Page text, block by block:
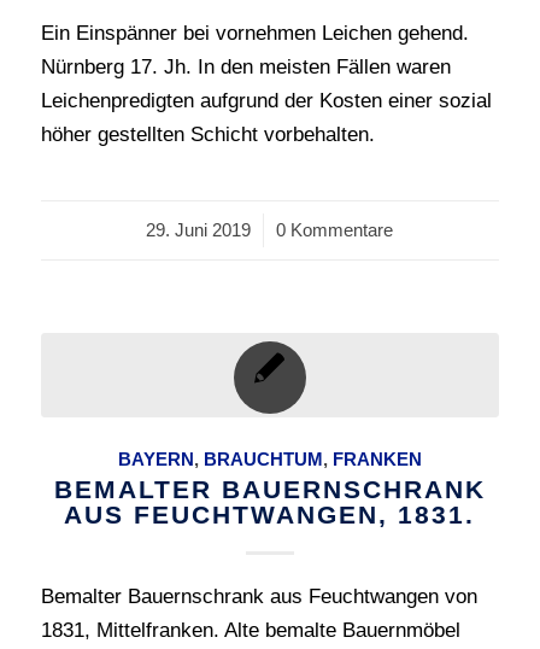
Ein Einspänner bei vornehmen Leichen gehend.
Nürnberg 17. Jh. In den meisten Fällen waren
Leichenpredigten aufgrund der Kosten einer sozial
höher gestellten Schicht vorbehalten.
29. Juni 2019
/ 0 Kommentare
BAYERN, BRAUCHTUM, FRANKEN
BEMALTER BAUERNSCHRANK
AUS FEUCHTWANGEN, 1831.
Bemalter Bauernschrank aus Feuchtwangen von
1831, Mittelfranken. Alte bemalte Bauernmöbel